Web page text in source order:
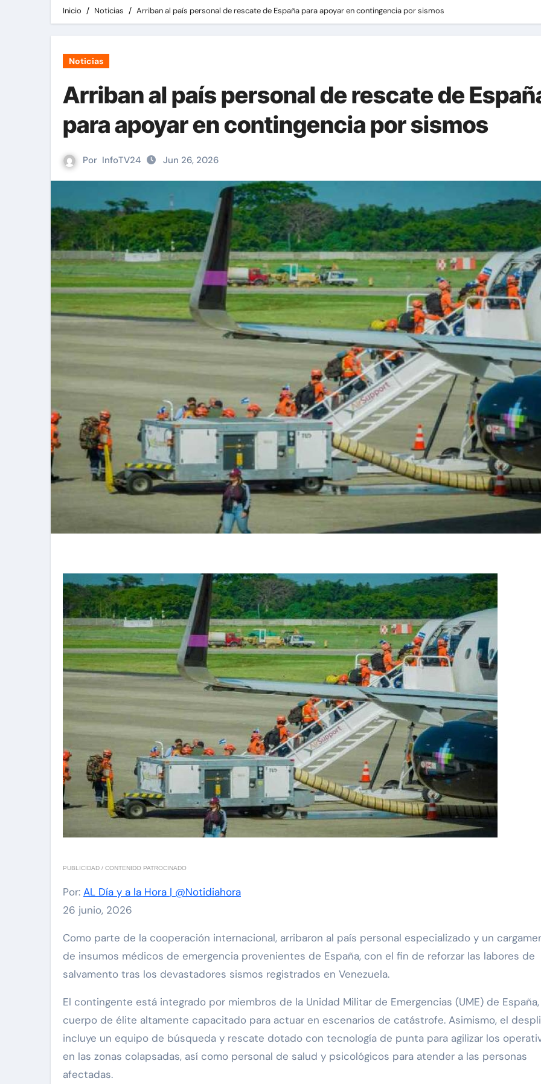
Inicio Noticias Arriban al país personal de rescate de España para apoyar en contingencia por sismos
Noticias
Arriban al país personal de rescate de
para apoyar en contingencia por sismos
Por InfoTV24 Jun 26, 2026
PUBLICIDAD / CONTENIDO PATROCINADO
Por: AL Día y a la Hora | @Notidiahora
26 junio, 2026
Como parte de la cooperación internacional, arribaron al país personal especializado y un cargamento
de insumos médicos de emergencia provenientes de España, con el fin de reforzar las labores de
salvamento tras los devastadores sismos registrados en Venezuela.
El contingente está integrado por miembros de la Unidad Militar de Emergencias (UME) de
cuerpo de élite altamente capacitado para actuar en escenarios de catástrofe. Asimismo, el
incluye un equipo de búsqueda y rescate dotado con tecnología de punta para agilizar los
en las zonas colapsadas, así como personal de salud y psicológicos para atender a las personas
afectadas.